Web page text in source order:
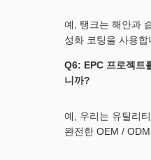
예, 탱크는 해안과
성화 코팅을 사용합
Q6: EPC 프로젝트
니까?
예, 우리는 유틸리
완전한 OEM /